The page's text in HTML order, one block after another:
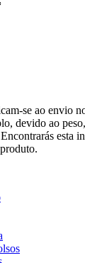
se ao envio
devido ao
esta